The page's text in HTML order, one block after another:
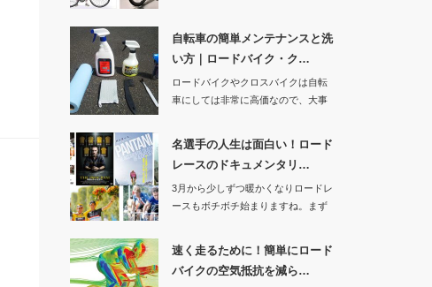
自転車の簡単メンテナンスと洗
い方｜ロードバイク・ク…
ロードバイクやクロスバイクは自転
車にしては非常に高価なので、大事
名選手の人生は面白い！ロード
レースのドキュメンタリ…
3月から少しずつ暖かくなりロードレ
ースもボチボチ始まりますね。まず
速く走るために！簡単にロード
バイクの空気抵抗を減ら…